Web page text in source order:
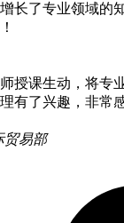
长了专业领域的
授课生动，将专
有了兴趣，非常
贸易部